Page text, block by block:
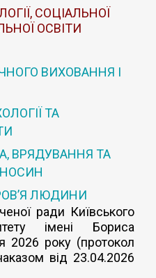
СОЦІАЛЬНОЇ
ОСВІТИ
ВИХОВАННЯ І
ТА
ВРЯДУВАННЯ ТА
ЛЮДИНИ
ради Київського
імені Бориса
2026 року (протокол
від 23.04.2026